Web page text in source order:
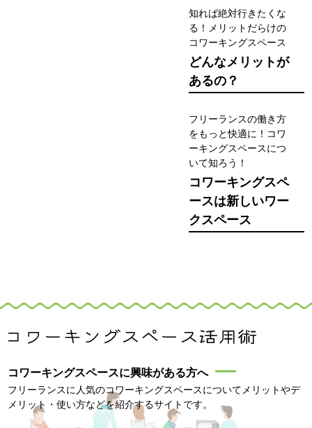
知れば絶対行きたくな
る！メリットだらけの
コワーキングスペース
どんなメリットが
あるの？
フリーランスの働き方
をもっと快適に！コワ
ーキングスペースにつ
いて知ろう！
コワーキングスペ
ースは新しいワー
クスペース
コワーキングスペースに興味がある方へ
フリーランスに人気のコワーキングスペースについてメリットやデ
メリット・使い方などを紹介するサイトです。